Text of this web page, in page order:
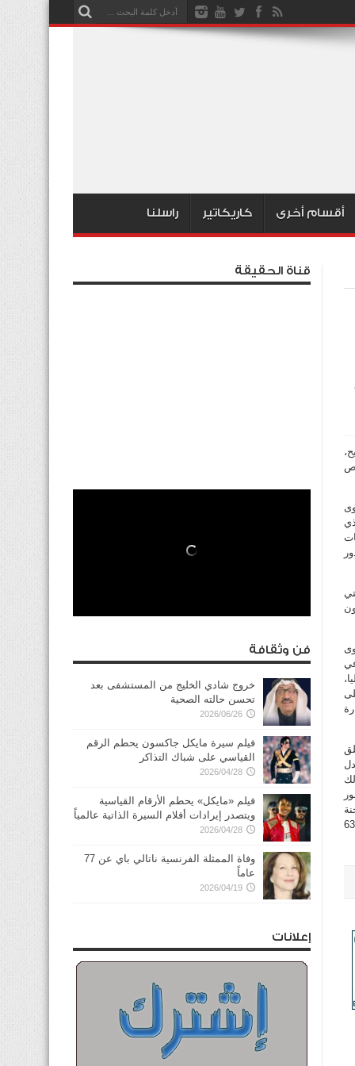
أقسام أخرى كاريكاتير راسلنا
ذلك
الاستشارية لشؤون العمل والمنظمات المختصة»، وبناء عليه تم الاتفاق مع هيئة القوى العاملة على تفعيل المادة 63
قناة الحقيقة
فن وثقافة
خروج شادي الخليج من المستشفى بعد
تحسن حالته الصحية
2026/06/26
فيلم سيرة مايكل جاكسون يحطم الرقم
القياسي على شباك التذاكر
2026/04/28
فيلم «مايكل» يحطم الأرقام القياسية
ويتصدر إيرادات أفلام السيرة الذاتية عالمياً
2026/04/28
وفاة الممثلة الفرنسية ناتالي باي عن 77
عاماً
2026/04/19
إعلانات